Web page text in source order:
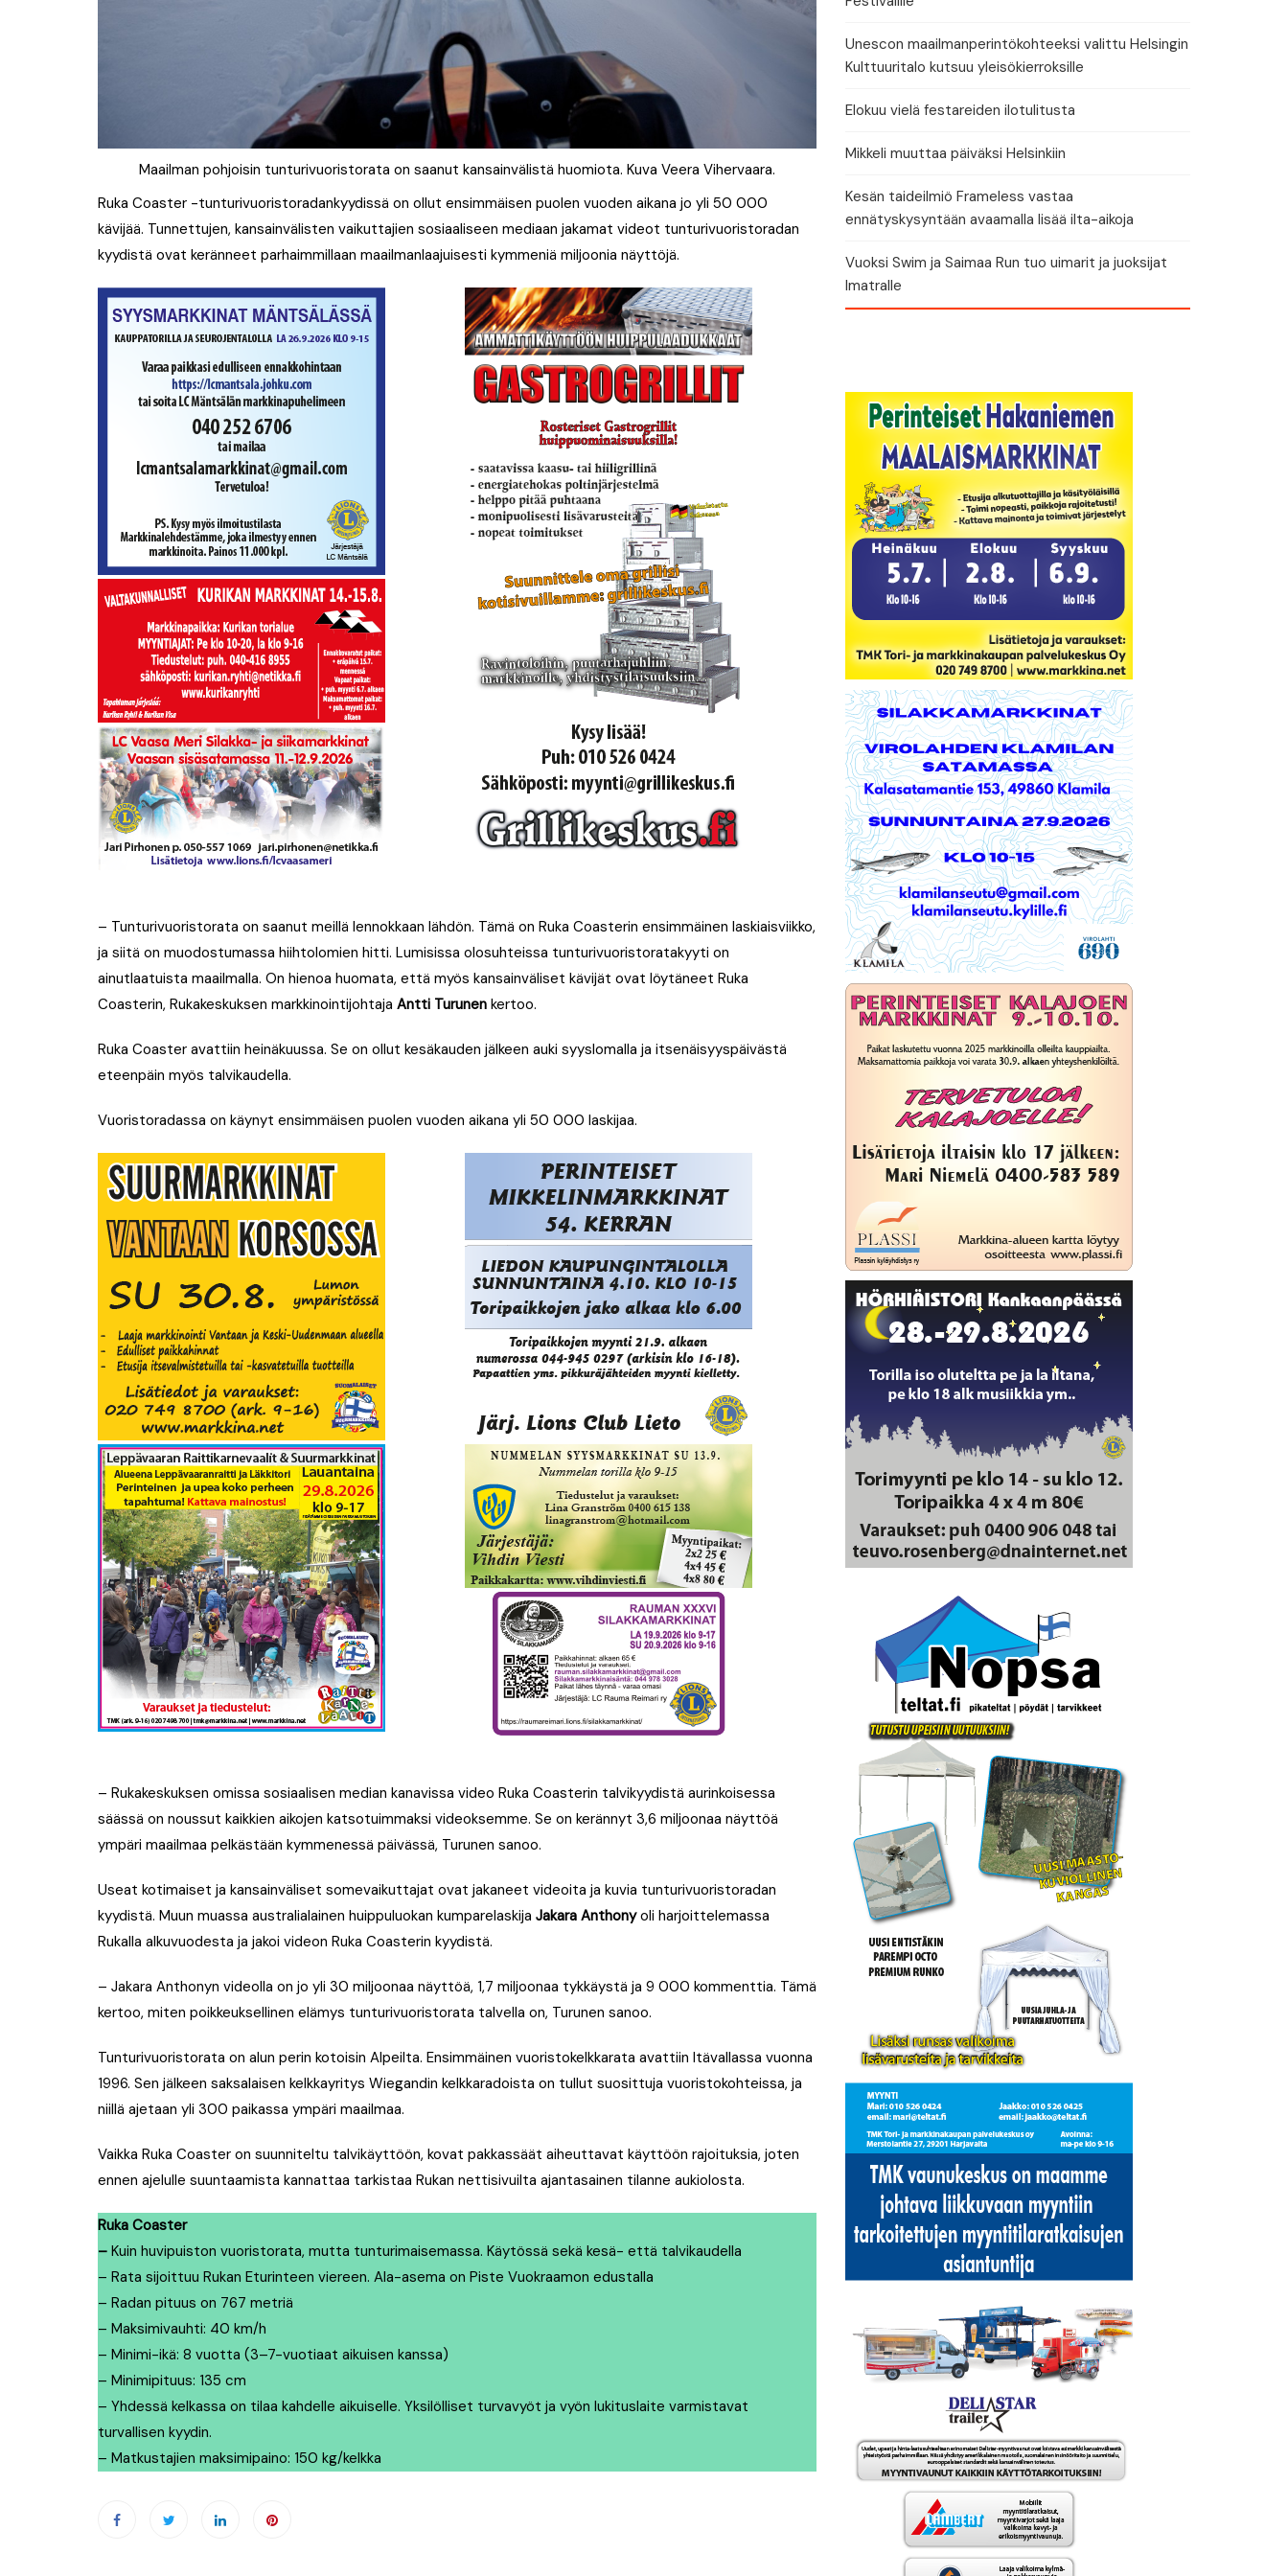
Maailman pohjoisin tunturivuoristorata on saanut kansainvälistä huomiota. Kuva Veera Vihervaara.
Ruka Coaster -tunturivuoristoradankyydissä on ollut ensimmäisen puolen vuoden aikana jo yli 50 000
kävijää. Tunnettujen, kansainvälisten vaikuttajien sosiaaliseen mediaan jakamat videot tunturivuoristoradan
kyydistä ovat keränneet parhaimmillaan maailmanlaajuisesti kymmeniä miljoonia näyttöjä.
– Tunturivuoristorata on saanut meillä lennokkaan lähdön. Tämä on Ruka Coasterin ensimmäinen laskiaisviikko,
ja siitä on muodostumassa hiihtolomien hitti. Lumisissa olosuhteissa tunturivuoristoratakyyti on
ainutlaatuista maailmalla. On hienoa huomata, että myös kansainväliset kävijät ovat löytäneet Ruka
Coasterin, Rukakeskuksen markkinointijohtaja Antti Turunen kertoo.
Ruka Coaster avattiin heinäkuussa. Se on ollut kesäkauden jälkeen auki syyslomalla ja itsenäisyyspäivästä
eteenpäin myös talvikaudella.
Vuoristoradassa on käynyt ensimmäisen puolen vuoden aikana yli 50 000 laskijaa.
– Rukakeskuksen omissa sosiaalisen median kanavissa video Ruka Coasterin talvikyydistä aurinkoisessa
säässä on noussut kaikkien aikojen katsotuimmaksi videoksemme. Se on kerännyt 3,6 miljoonaa näyttöä
ympäri maailmaa pelkästään kymmenessä päivässä, Turunen sanoo.
Useat kotimaiset ja kansainväliset somevaikuttajat ovat jakaneet videoita ja kuvia tunturivuoristoradan
kyydistä. Muun muassa australialainen huippuluokan kumparelaskija Jakara Anthonyoli harjoittelemassa
Rukalla alkuvuodesta ja jakoi videon Ruka Coasterin kyydistä.
– Jakara Anthonyn videolla on jo yli 30 miljoonaa näyttöä, 1,7 miljoonaa tykkäystä ja 9 000 kommenttia. Tämä
kertoo, miten poikkeuksellinen elämys tunturivuoristorata talvella on, Turunen sanoo.
Tunturivuoristorata on alun perin kotoisin Alpeilta. Ensimmäinen vuoristokelkkarata avattiin Itävallassa vuonna
1996. Sen jälkeen saksalaisen kelkkayritys Wiegandin kelkkaradoista on tullut suosittuja vuoristokohteissa, ja
niillä ajetaan yli 300 paikassa ympäri maailmaa.
Vaikka Ruka Coaster on suunniteltu talvikäyttöön, kovat pakkassäät aiheuttavat käyttöön rajoituksia, joten
ennen ajelulle suuntaamista kannattaa tarkistaa Rukan nettisivuilta ajantasainen tilanne aukiolosta.
Ruka Coaster
– Kuin huvipuiston vuoristorata, mutta tunturimaisemassa. Käytössä sekä kesä- että talvikaudella
– Rata sijoittuu Rukan Eturinteen viereen. Ala-asema on Piste Vuokraamon edustalla
– Radan pituus on 767 metriä
– Maksimivauhti: 40 km/h
– Minimi-ikä: 8 vuotta (3–7-vuotiaat aikuisen kanssa)
– Minimipituus: 135 cm
– Yhdessä kelkassa on tilaa kahdelle aikuiselle. Yksilölliset turvavyöt ja vyön lukituslaite varmistavat
turvallisen kyydin.
– Matkustajien maksimipaino: 150 kg/kelkka
Unescon maailmanperintökohteeksi valittu Helsingin
Kulttuuritalo kutsuu yleisökierroksille
Elokuu vielä festareiden ilotulitusta
Mikkeli muuttaa päiväksi Helsinkiin
Kesän taideilmiö Frameless vastaa
ennätyskysyntään avaamalla lisää ilta-aikoja
Vuoksi Swim ja Saimaa Run tuo uimarit ja juoksijat
Imatralle